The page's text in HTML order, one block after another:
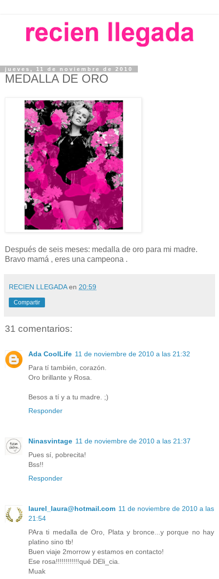
jueves, 11 de noviembre de 2010
MEDALLA DE ORO
Después de seis meses: medalla de oro para mi madre.
Bravo mamá , eres una campeona .
RECIEN LLEGADA en 20:59
Compartir
31 comentarios:
Ada CoolLife 11 de noviembre de 2010 a las 21:32
Para tí también, corazón.
Oro brillante y Rosa.
Besos a tí y a tu madre. ;)
Responder
Ninasvintage 11 de noviembre de 2010 a las 21:37
Pues sí, pobrecita!
Bss!!
Responder
laurel_laura@hotmail.com 11 de noviembre de 2010 a las
21:54
PAra ti medalla de Oro, Plata y bronce...y porque no hay
platino sino tb!
Buen viaje 2morrow y estamos en contacto!
Ese rosa!!!!!!!!!!!!qué DEli_cia.
Muak